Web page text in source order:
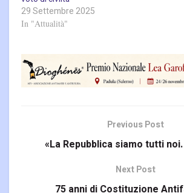
29 Settembre 2025
In "Attualità"
Previous Post
«La Repubblica siamo tutti
Next Post
75 anni di Costituzione